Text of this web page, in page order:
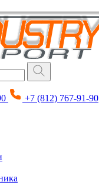
+7 (812) 767-91-90